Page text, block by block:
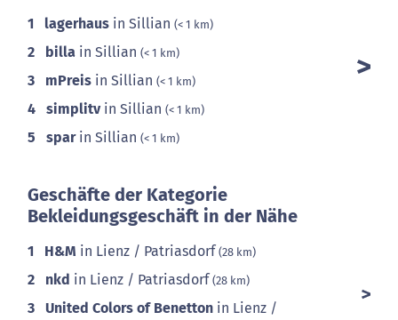
1 lagerhaus in Sillian (< 1 km)
2 billa in Sillian (< 1 km)
3 mPreis in Sillian (< 1 km)
4 simplitvin Sillian (< 1 km)
5 sparin Sillian (< 1 km)
Geschäfte der Kategorie
Bekleidungsgeschäft in der Nähe
1 H&M in Lienz / Patriasdorf(28 km)
2 nkd in Lienz / Patriasdorf(28 km)
3 United Colors of Benetton in Lienz /